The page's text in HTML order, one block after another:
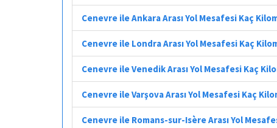
Cenevre ile Ankara Arası Yol Mesafesi Kaç
Cenevre ile Londra Arası Yol Mesafesi Kaç
Cenevre ile Venedik Arası Yol Mesafesi Kaç
Cenevre ile Varşova Arası Yol Mesafesi Kaç
Cenevre ile Romans-sur-Isère Arası Yol